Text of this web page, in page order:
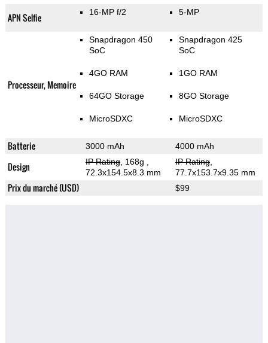
APN Selfie 16-MP f/2 5-MP
Processeur, Memoire
Snapdragon 450
SoC
4GO RAM
64GO Storage
MicroSDXC
Snapdragon 425
SoC
1GO RAM
8GO Storage
MicroSDXC
Batterie 3000 mAh 4000 mAh
Design IP Rating, 168g
72.3x154.5x8.3 mm
IP Rating,
77.7x153.7x9.35 mm
Prix du marché (USD) $99